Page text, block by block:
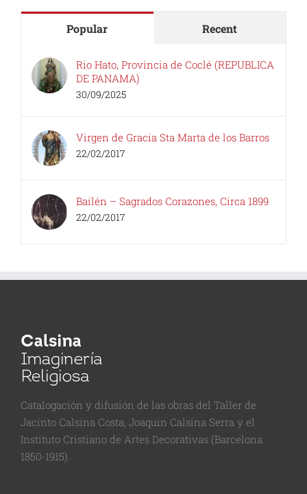
Popular Recent
Rio Hato, Provincia de Coclé (REPUBLICA
DE PANAMA)
30/09/2025
Virgen de Gracia Sta Marta de los Barros
22/02/2017
Bailén – Sagrados Corazones, Circa 1899
22/02/2017
Catalogación y difusión de las obras del Taller de
Jacinto Calsina Costa, Joaquin Calsina Serra y el
Instituto Cristiano de Artes Decorativas (Barcelona
1850-1915).